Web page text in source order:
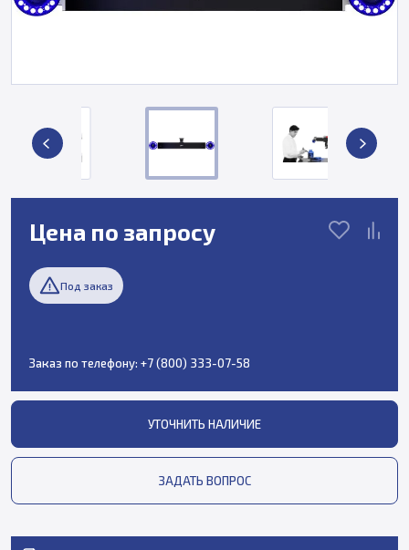
Цена по запросу
Под заказ
Заказ по телефону: +7 (800) 333-07-58
УТОЧНИТЬ НАЛИЧИЕ
ЗАДАТЬ ВОПРОС